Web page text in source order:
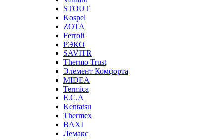
STOUT
Kospel
ZOTA
Ferroli
РЭКО
SAVITR
Thermo Trust
Элемент Комфорта
MIDEA
Termica
E.C.A
Kentatsu
Thermex
BAXI
Лемакс